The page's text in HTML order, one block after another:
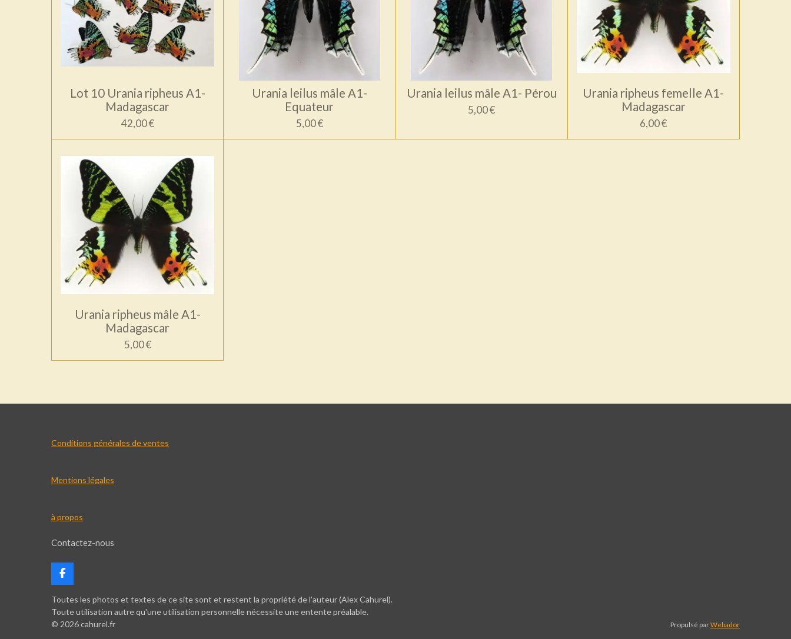
Lot 10 Urania ripheus A1-
Madagascar
42,00 €
Urania leilus mâle A1-
Equateur
5,00 €
Urania leilus mâle A1- Pérou
5,00 €
Urania ripheus femelle A1-
Madagascar
6,00 €
Urania ripheus mâle A1-
Madagascar
5,00 €
Conditions générales de ventes
Mentions légales
à propos
Contactez-nous
F
a
c
b
o
Toutes les photos et textes de ce site sont et restent la propriété de l'auteur (Alex Cahurel).
Toute utilisation autre qu'une utilisation personnelle nécessite une entente préalable.
© 2026 cahurel.fr
Propulsé parWebador